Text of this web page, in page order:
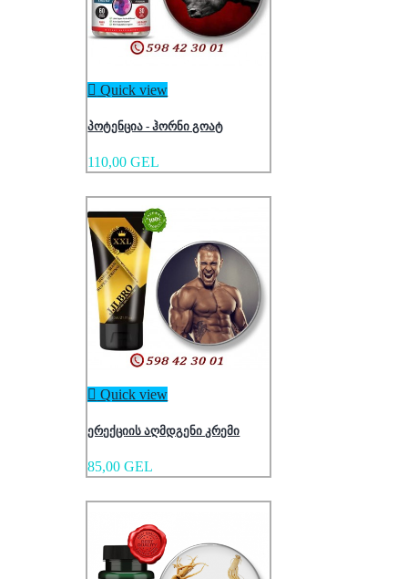
 Quick view
პოტენცია - ჰორნი გოატ
110,00 GEL
 Quick view
ერექციის აღმდგენი კრემი
85,00 GEL